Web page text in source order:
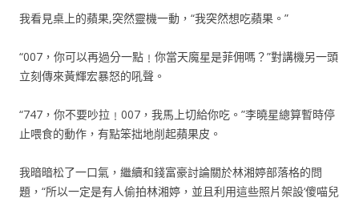
我看見桌上的蘋果,突然靈機一動，“我突然想吃蘋果。”
“007，你可以再過分一點﹗你當天魔星是菲佣嗎？”對講機另一頭
立刻傳來黃輝宏暴怒的吼聲。
“747，你不要吵拉﹗007，我馬上切給你吃。”李曉星總算暫時停
止喂食的動作，有點笨拙地削起蘋果皮。
我暗暗松了一口氣，繼續和錢富豪討論關於林湘婷部落格的問
題，“所以一定是有人偷拍林湘婷，並且利用這些照片架設‘傻喵兒